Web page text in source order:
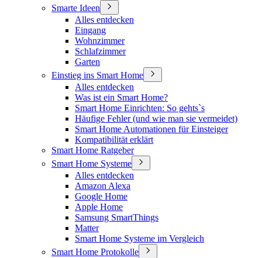
Smarte Ideen
Alles entdecken
Eingang
Wohnzimmer
Schlafzimmer
Garten
Einstieg ins Smart Home
Alles entdecken
Was ist ein Smart Home?
Smart Home Einrichten: So gehts`s
Häufige Fehler (und wie man sie vermeidet)
Smart Home Automationen für Einsteiger
Kompatibilität erklärt
Smart Home Ratgeber
Smart Home Systeme
Alles entdecken
Amazon Alexa
Google Home
Apple Home
Samsung SmartThings
Matter
Smart Home Systeme im Vergleich
Smart Home Protokolle